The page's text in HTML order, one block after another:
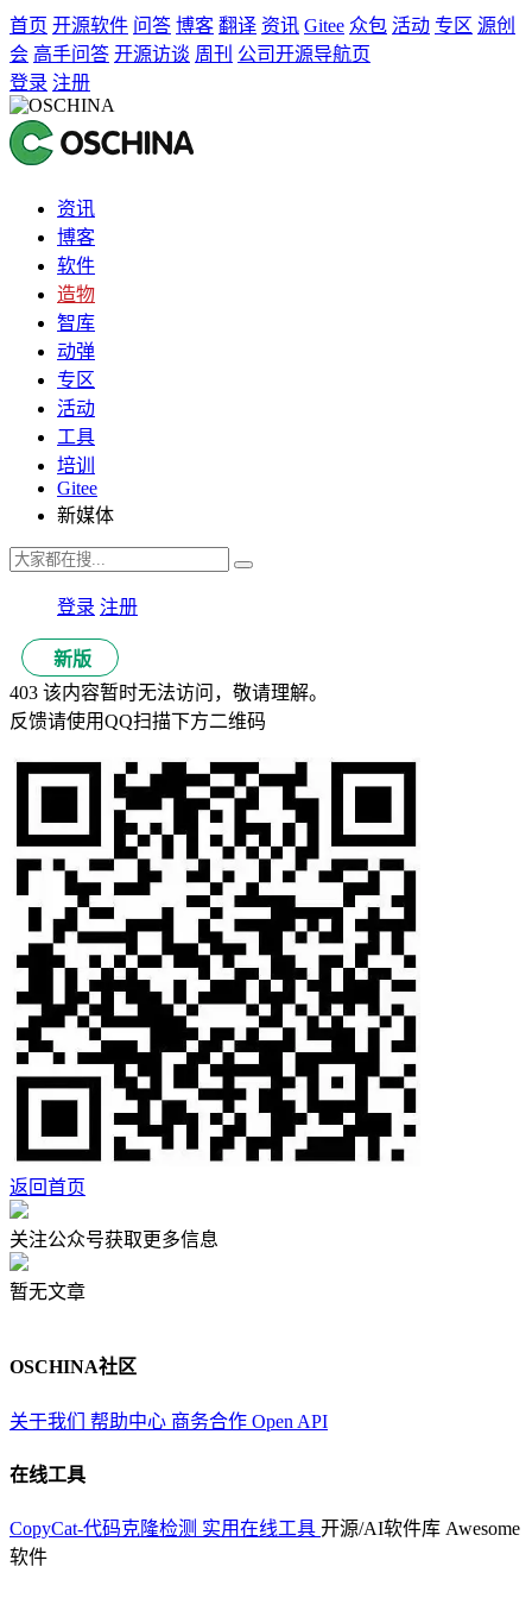
首页 开源软件 问答 博客 翻译 资讯 Gitee 众包 活动 专区 源创
会 高手问答 开源访谈 周刊 公司开源导航页
登录 注册
资讯
博客
软件
造物
智库
动弹
专区
活动
工具
培训
Gitee
新媒体
登录 注册
新版
403 该内容暂时无法访问，敬请理解。
反馈请使用QQ扫描下方二维码
返回首页
关注公众号获取更多信息
暂无文章
OSCHINA社区
关于我们 帮助中心 商务合作 Open API
在线工具
CopyCat-代码克隆检测 实用在线工具 开源/AI软件库 Awesome
软件